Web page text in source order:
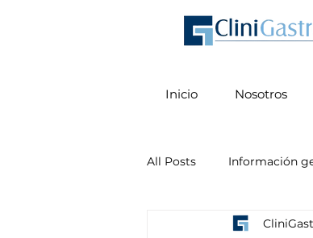
Inicio Nosotros
All Posts Información
Preparaciones previas